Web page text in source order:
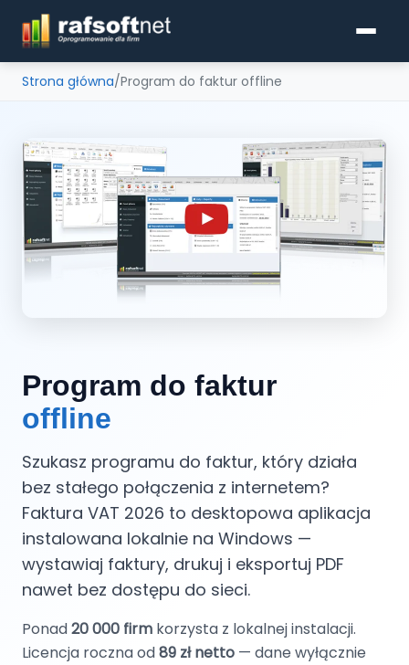
Programy do faktur
Pobierz
Cennik
Sklep
Pomoc
Kontakt
Polski English
Strona główna/Program do faktur offline
Program do faktur
offline
Szukasz programu do faktur, który działa
bez stałego połączenia z internetem?
Faktura VAT 2026 to desktopowa aplikacja
instalowana lokalnie na Windows —
wystawiaj faktury, drukuj i eksportuj PDF
nawet bez dostępu do sieci.
Ponad20 000 firm korzysta z lokalnej instalacji.
Licencja roczna od89 zł netto — dane wyłącznie